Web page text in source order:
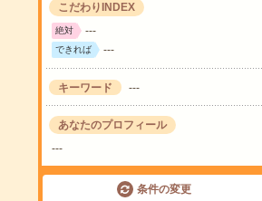
こだわりINDEX
絶対 ---
できれば ---
キーワード ---
あなたのプロフィール
---
条件の変更